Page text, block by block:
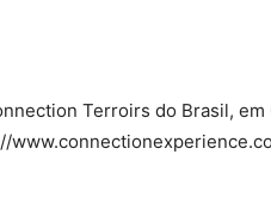
Terroirs do Brasil, em